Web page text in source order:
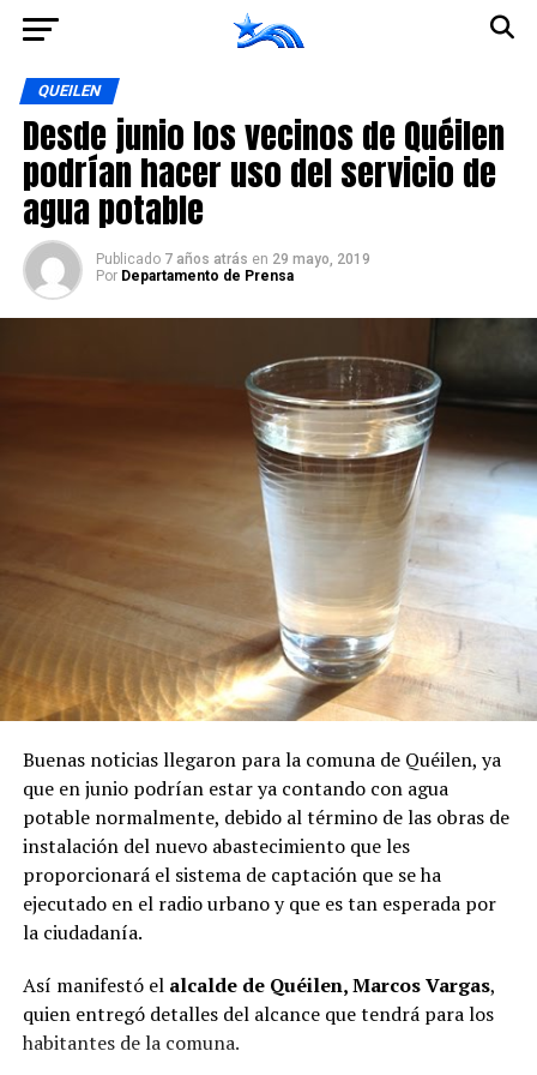
QUEILEN
Desde junio los vecinos de Quéilen
podrían hacer uso del servicio de
agua potable
Publicado 7 años atrás en 29 mayo, 2019
Por Departamento de Prensa
Buenas noticias llegaron para la comuna de Quéilen, ya
que en junio podrían estar ya contando con agua
potable normalmente, debido al término de las obras de
instalación del nuevo abastecimiento que les
proporcionará el sistema de captación que se ha
ejecutado en el radio urbano y que es tan esperada por
la ciudadanía.
Así manifestó el alcalde de Quéilen, Marcos Vargas,
quien entregó detalles del alcance que tendrá para los
habitantes de la comuna.
Ir a la versión móvil